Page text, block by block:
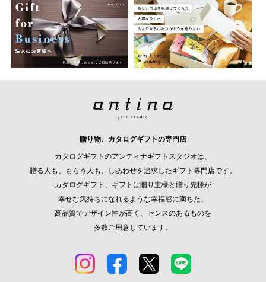
贈り物、カタログギフトの専門店
カタログギフトのアンティナギフトスタジオは、
贈る人も、もらう人も、しあわせを追求したギフト専門店です。
カタログギフト、ギフトは贈り主様と贈り先様が
幸せな気持ちになれるような幸福感に満ちた、
高品質でデザイン性が高く、センスのあるものを
多数ご用意しています。